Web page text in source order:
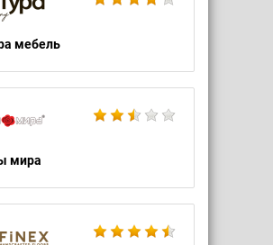
мебель
мира